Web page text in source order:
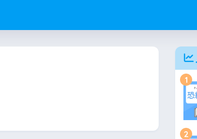
1
2